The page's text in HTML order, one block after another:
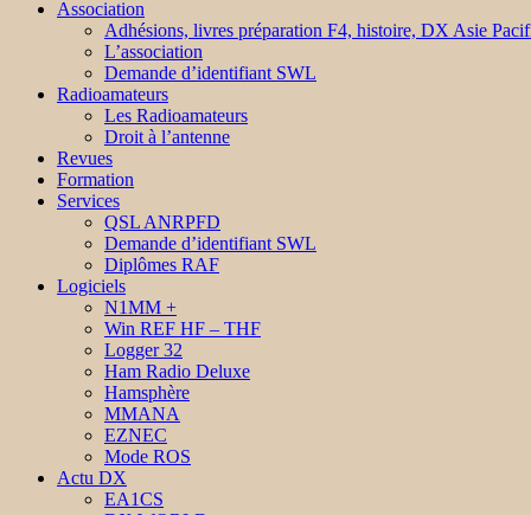
Association
Adhésions, livres préparation F4, histoire, DX Asie
L’association
Demande d’identifiant SWL
Radioamateurs
Les Radioamateurs
Droit à l’antenne
Revues
Formation
Services
QSL ANRPFD
Demande d’identifiant SWL
Diplômes RAF
Logiciels
N1MM +
Win REF HF – THF
Logger 32
Ham Radio Deluxe
Hamsphère
MMANA
EZNEC
Mode ROS
Actu DX
EA1CS